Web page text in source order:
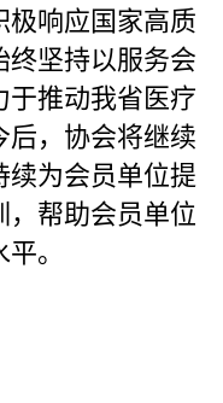
极响应国家高质
终坚持以服务会
于推动我省医疗
后，协会将继续
续为会员单位提
，帮助会员单位
。